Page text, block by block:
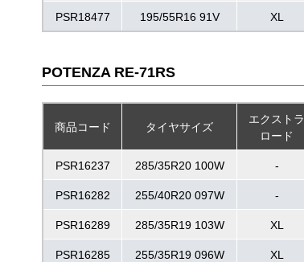
PSR18477 195/55R16 91V XL
POTENZA RE-71RS
商品コード タイヤサイズ
エクストラ
ロード
PSR16237 285/35R20 100W -
PSR16282 255/40R20 097W -
PSR16289 285/35R19 103W XL
PSR16285 255/35R19 096W XL